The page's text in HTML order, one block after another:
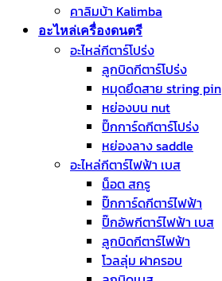
คาลิมบ้า Kalimba
อะไหล่เครื่องดนตรี
อะไหล่กีตาร์โปร่ง
ลูกบิดกีตาร์โปร่ง
หมุดยึดสาย string pin
หย่องบน nut
ปิ๊กการ์ดกีตาร์โปร่ง
หย่องลาง saddle
อะไหล่กีตาร์ไฟฟ้า เบส
น็อต สกรู
ปิ๊กการ์ดกีตาร์ไฟฟ้า
ปิ๊กอัพกีตาร์ไฟฟ้า เบส
ลูกบิดกีตาร์ไฟฟ้า
โวลลุ่ม ฝาครอบ